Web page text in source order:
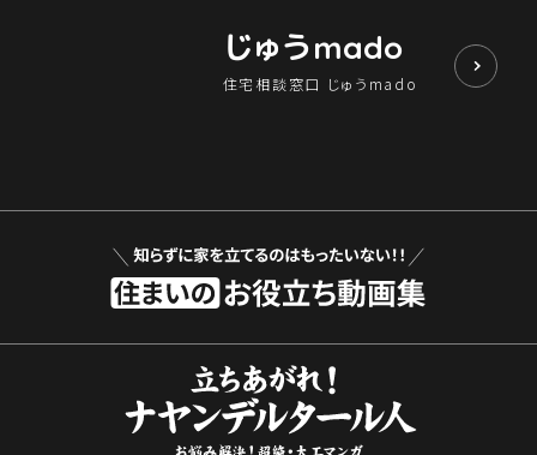
じゅうmado
住宅相談窓口 じゅうmado